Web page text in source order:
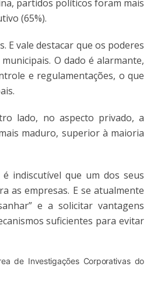
partidos políticos foram mais
(65%).
E vale destacar que os poderes
O dado é alarmante,
e regulamentações, o que
lado, no aspecto privado, a
maduro, superior à maioria
indiscutível que um dos seus
as empresas. E se atualmente
e a solicitar vantagens
suficientes para evitar
de Investigações Corporativas do